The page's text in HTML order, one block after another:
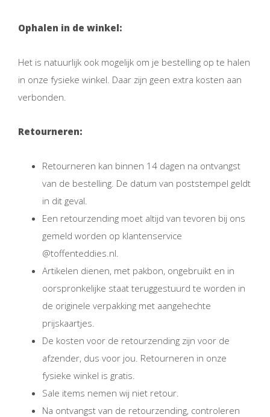
Ophalen in de winkel:
Het is natuurlijk ook mogelijk om je bestelling op te halen
in onze fysieke winkel. Daar zijn geen extra kosten aan
verbonden.
Retourneren:
Retourneren kan binnen 14 dagen na ontvangst
van de bestelling. De datum van poststempel geldt
in dit geval.
Een retourzending moet altijd van tevoren bij ons
gemeld worden op klantenservice
@toffenteddies.nl.
Artikelen dienen, met pakbon, ongebruikt en in
oorspronkelijke staat teruggestuurd te worden in
de originele verpakking met aangehechte
prijskaartjes.
De kosten voor de retourzending zijn voor de
afzender, dus voor jou. Retourneren in onze
fysieke winkel is gratis.
Sale items nemen wij niet retour.
Na ontvangst van de retourzending, controleren